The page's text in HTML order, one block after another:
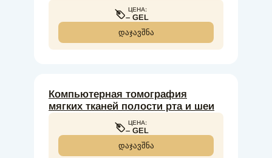
ЦЕНА:
– GEL
ᲓᲐᲯᲐᲕᲨᲜᲐ
Компьютерная томография
мягких тканей полости рта и шеи
ЦЕНА:
– GEL
ᲓᲐᲯᲐᲕᲨᲜᲐ